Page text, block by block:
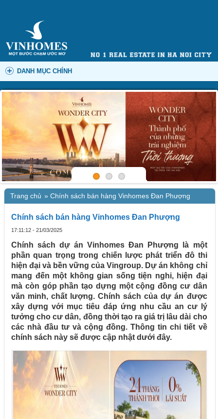
DANH MỤC CHÍNH
Trang chủ » Chính sách bán hàng Vinhomes Đan Phượng
Chính sách bán hàng Vinhomes Đan Phượng
17:11:12 - 21/03/2025
Chính sách dự án Vinhomes Đan Phượng là một
phần quan trọng trong chiến lược phát triển đô thi
hiện đại và bền vững của Vingroup. Dự án không chỉ
mang đến một không gian sống tiện nghi, hiện đại
mà còn góp phần tạo dựng một cộng đồng cư dân
văn minh, chất lượng. Chính sách của dự án được
xây dựng với mục tiêu đáp ứng nhu cầu an cư lý
tưởng cho cư dân, đồng thời tạo ra giá trị lâu dài cho
các nhà đầu tư và cộng đồng. Thông tin chi tiết về
chính sách này sẽ được cập nhật dưới đây.